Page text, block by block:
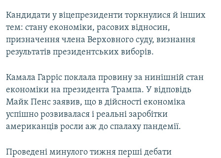
Кандидати у віцепрезиденти торкнулися й інших
тем: стану економіки, расових відносин,
призначення члена Верховного суду, визнання
результатів президентських виборів.
Камала Гарріс поклала провину за нинішній стан
економіки на президента Трампа. У відповідь
Майк Пенс заявив, що в дійсності економіка
успішно розвивалася і реальні заробітки
американців росли аж до спалаху пандемії.
Проведені минулого тижня перші дебати